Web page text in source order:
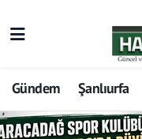
Gündem Şanlıurfa